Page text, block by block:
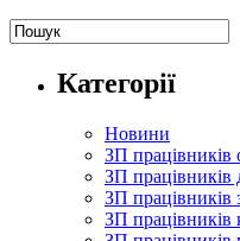
Категорії
Новини
ЗП працівників
ЗП працівників
ЗП працівників
ЗП працівників